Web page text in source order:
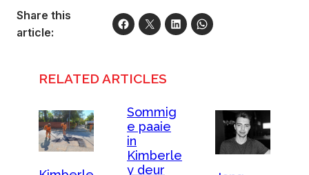
Share this
article:
RELATED ARTICLES
Sommig
e paaie
in
Kimberle
y deur